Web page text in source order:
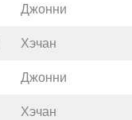
Джонни
Хэчан
Джонни
Хэчан